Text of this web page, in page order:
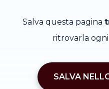
Salva questa pagina
ritrovarla
SALVA